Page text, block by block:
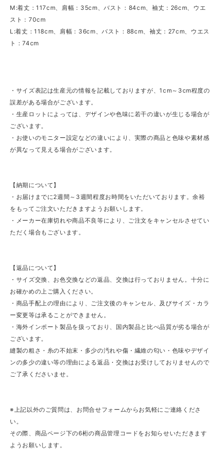
M:着丈：117cm、肩幅：35cm、バスト：84cm、袖丈：26cm、ウエ
スト：70cm
L:着丈：118cm、肩幅：36cm、バスト：88cm、袖丈：27cm、ウエス
ト：74cm
・サイズ表記は生産元の情報を記載しておりますが、1cm～3cm程度の
誤差がある場合がございます。
・生産ロットによっては、デザインや色味に若干の違いが生じる場合が
ございます。
・お使いのモニター設定などの違いにより、実際の商品と色味や素材感
が異なって見える場合がございます。
【納期について】
・お届けまでに2週間～3週間程度お時間をいただいております。余裕
をもってご注文いただきますようお願いします。
・メーカー在庫切れや商品不良等により、ご注文をキャンセルさせてい
ただく場合もございます。
【返品について】
・サイズ交換、お色交換などの返品、交換は行っておりません。十分に
お確かめの上ご購入ください。
・商品手配上の理由により、ご注文後のキャンセル、及びサイズ・カラ
ー変更等は承ることができません。
・海外インポート製品を扱っており、国内製品と比べ品質が劣る場合が
ございます。
縫製の粗さ・糸の不始末・多少の汚れや傷・繊維の匂い・色味やデザイ
ンの多少の違い等の理由による返品・交換はお受けしておりませんので
ご了承くださいませ。
※上記以外のご質問は、お問合せフォームからお気軽にご連絡くださ
い。
その際、商品ページ下の6桁の商品管理コードをお知らせいただきます
ようお願いします。